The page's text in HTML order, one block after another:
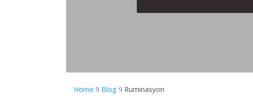
Home 9 Blog 9 Ruminasyon